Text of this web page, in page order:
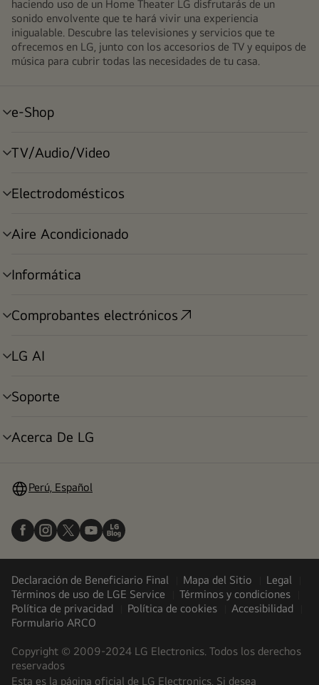
haciendo uso de un Home Theater LG disfrutarás de un
sonido envolvente que te hará vivir una experiencia
inigualable. Descubre las televisiones y servicios que te
ofrecemos en LG, junto con los accesorios de TV y equipos de
música para cubrir todas las necesidades de tu casa.
e-Shop
alternar
TV/Audio/Video
alternar
Electrodomésticos
alternar
Aire Acondicionado
alternar
Informática
alternar
Comprobantes electrónicos
alternar
LG AI
alternar
Soporte
alternar
Acerca De LG
alternar
Perú, Español
Declaración de Beneficiario Final Mapa del Sitio
Legal
Términos de uso de LGE Service
Términos y condiciones
Política de privacidad
Política de cookies
Accesibilidad
Formulario ARCO
Copyright © 2009-2024 LG Electronics. Todos los derechos
reservados
Esta es la página oficial de LG Electronics. Si desea